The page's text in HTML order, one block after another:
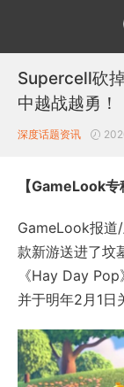
Supercell砍
中越战越勇！
深度话题资讯
【GameLook专
GameLook报道
款新游送进了坟
《Hay Day
并于明年2月1日